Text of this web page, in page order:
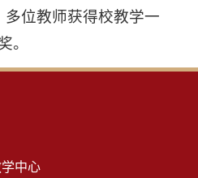
位教师获得校教学一
。
中心